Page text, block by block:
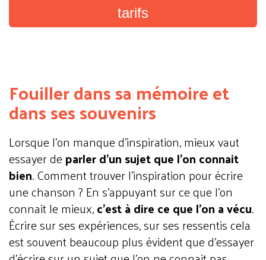
tarifs
Fouiller dans sa mémoire et
dans ses souvenirs
Lorsque l’on manque d’inspiration, mieux vaut
essayer deparler d’un sujet que l’on connait
bien. Comment trouver l'inspiration pour écrire
une chanson ? En s'appuyant sur ce que l’on
connait le mieux,c’est à dire ce que l’on a vécu.
Écrire sur ses expériences, sur ses ressentis cela
est souvent beaucoup plus évident que d’essayer